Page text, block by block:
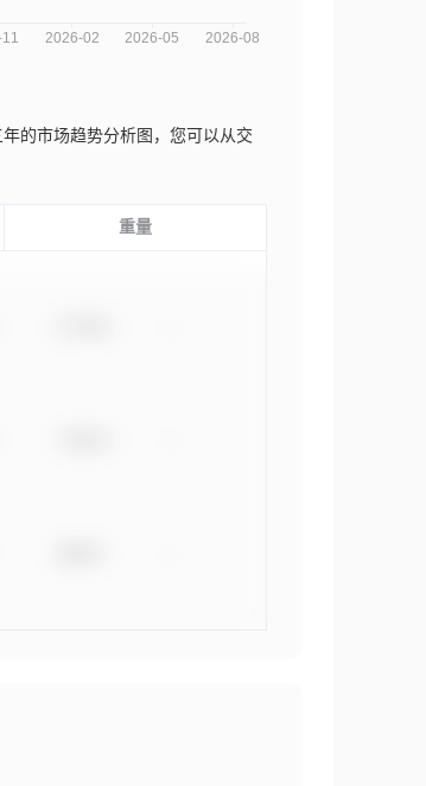
年的市场趋势分析图，您可以从交
重量